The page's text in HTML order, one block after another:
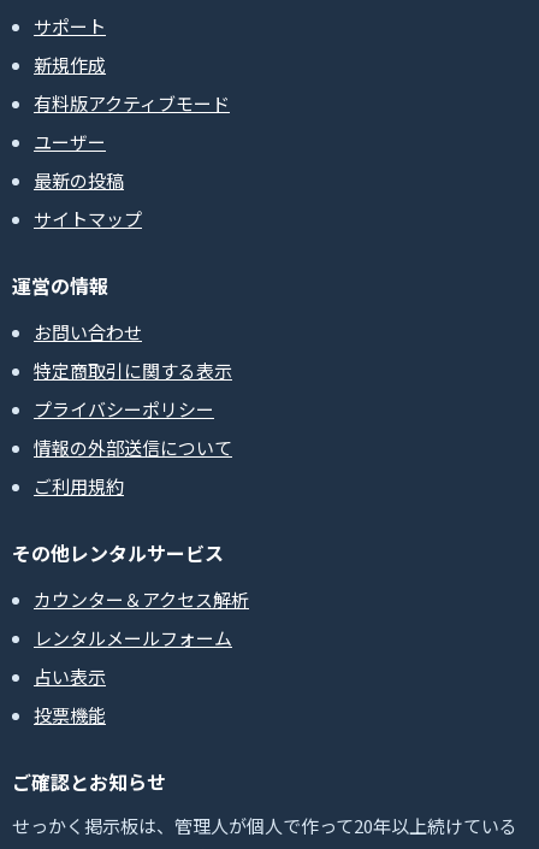
サポート
新規作成
有料版アクティブモード
ユーザー
最新の投稿
サイトマップ
運営の情報
お問い合わせ
特定商取引に関する表示
プライバシーポリシー
情報の外部送信について
ご利用規約
その他レンタルサービス
カウンター＆アクセス解析
レンタルメールフォーム
占い表示
投票機能
ご確認とお知らせ
せっかく掲示板は、管理人が個人で作って20年以上続けている